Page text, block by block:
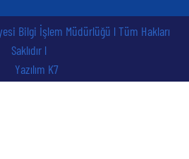
Bilgi İşlem Müdürlüğü l Tüm Hakları
Saklıdır l
Yazılım K7